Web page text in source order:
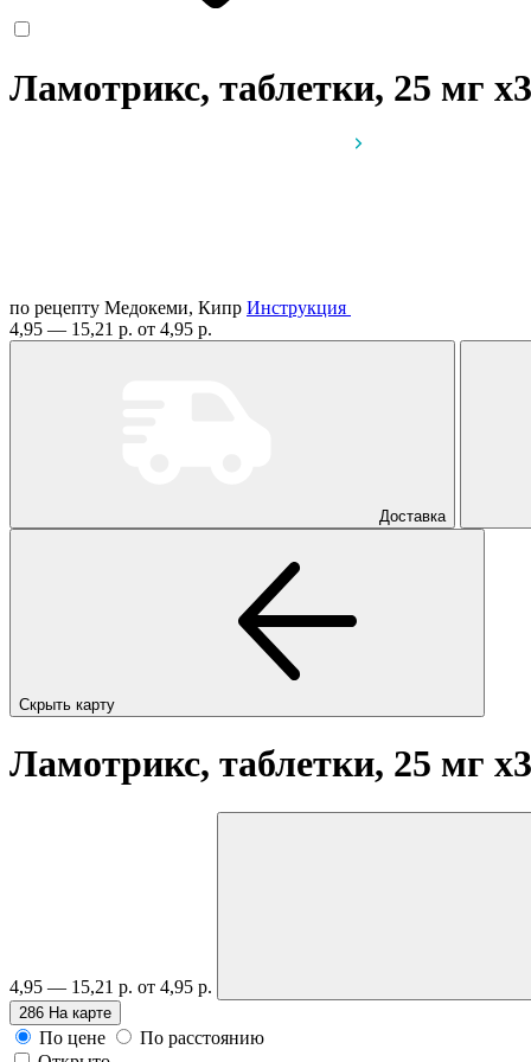
Ламотрикс, таблетки, 25 мг
по рецепту Медокеми, Кипр Инструкция
4,95 — 15,21 р. от 4,95 р.
Доставка
Скрыть карту
Ламотрикс, таблетки, 25 мг
4,95 — 15,21 р. от 4,95 р.
286 На карте
По цене
По расстоянию